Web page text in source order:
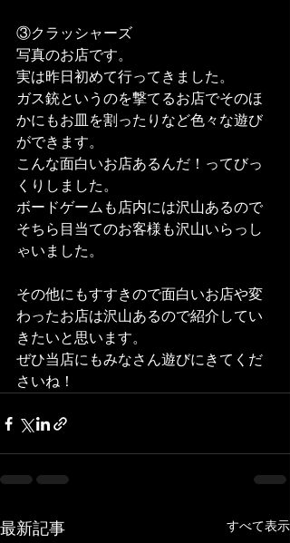
③クラッシャーズ
写真のお店です。
実は昨日初めて行ってきました。
ガス銃というのを撃てるお店でそのほ
かにもお皿を割ったりなど色々な遊び
ができます。
こんな面白いお店あるんだ！ってびっ
くりしました。
ボードゲームも店内には沢山あるので
そちら目当てのお客様も沢山いらっし
ゃいました。
その他にもすすきので面白いお店や変
わったお店は沢山あるので紹介してい
きたいと思います。
ぜひ当店にもみなさん遊びにきてくだ
さいね！
最新記事 すべて表示